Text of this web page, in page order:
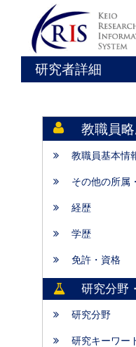
研究者詳細
教職員
教職員基本情
その他の所属
経歴
学歴
免許・資格
研究分野
研究分野
研究キーワー